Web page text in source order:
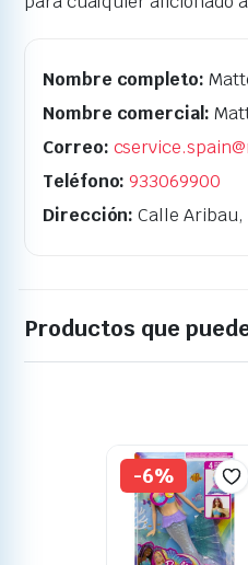
Nombre completo:
Nombre comercial:
Correo:
Teléfono: 933069900
Dirección: Calle
Productos que
-6%